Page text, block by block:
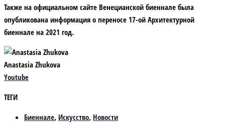
Также на официальном сайте Венецианской биеннале была
опубликована информация о переносе 17-ой Архитектурной
биеннале на 2021 год.
Anastasia Zhukova
Youtube
ТЕГИ
Биеннале, Искусство, Новости